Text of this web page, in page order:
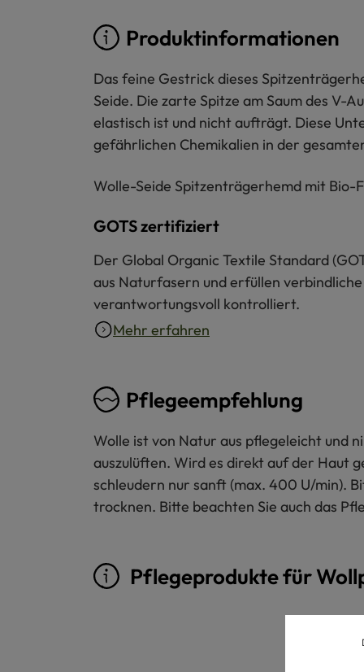
Produktinformationen
Das feine Gestrick dieses
Seide. Die zarte Spitze am Saum des V-
elastisch ist und nicht aufträgt. Diese
gefährlichen Chemikalien in der
Wolle-Seide Spitzenträgerhemd mit Bio-
GOTS zertifiziert
Der Global Organic Textile Standard
aus Naturfasern und erfüllen
verantwortungsvoll kontrolliert.
Mehr erfahren
Pflegeempfehlung
Wolle ist von Natur aus pflegeleicht und
auszulüften. Wird es direkt auf der Haut
schleudern nur sanft (max. 400 U/min).
trocknen. Bitte beachten Sie auch das
Pflegeprodukte für